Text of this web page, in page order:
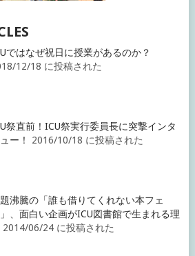
ではなぜ祝日に授業があるのか？
12/18 に投稿された
祭直前！ICU祭実行委員長に突撃インタ
ー！
2016/10/18 に投稿された
沸騰の「誰も借りてくれない本フェ
、面白い企画がICU図書館で生まれる理
2014/06/24 に投稿された